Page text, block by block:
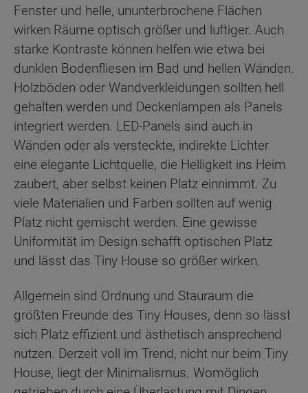
Fenster und helle, ununterbrochene Flächen
wirken Räume optisch größer und luftiger. Auch
starke Kontraste können helfen wie etwa bei
dunklen Bodenfliesen im Bad und hellen Wänden.
Holzböden oder Wandverkleidungen sollten hell
gehalten werden und Deckenlampen als Panels
integriert werden. LED-Panels sind auch in
Wänden oder als versteckte, indirekte Lichter
eine elegante Lichtquelle, die Helligkeit ins Heim
zaubert, aber selbst keinen Platz einnimmt. Zu
viele Materialien und Farben sollten auf wenig
Platz nicht gemischt werden. Eine gewisse
Uniformität im Design schafft optischen Platz
und lässt das Tiny House so größer wirken.
Allgemein sind Ordnung und Stauraum die
größten Freunde des Tiny Houses, denn so lässt
sich Platz effizient und ästhetisch ansprechend
nutzen. Derzeit voll im Trend, nicht nur beim Tiny
House, liegt der Minimalismus. Womöglich